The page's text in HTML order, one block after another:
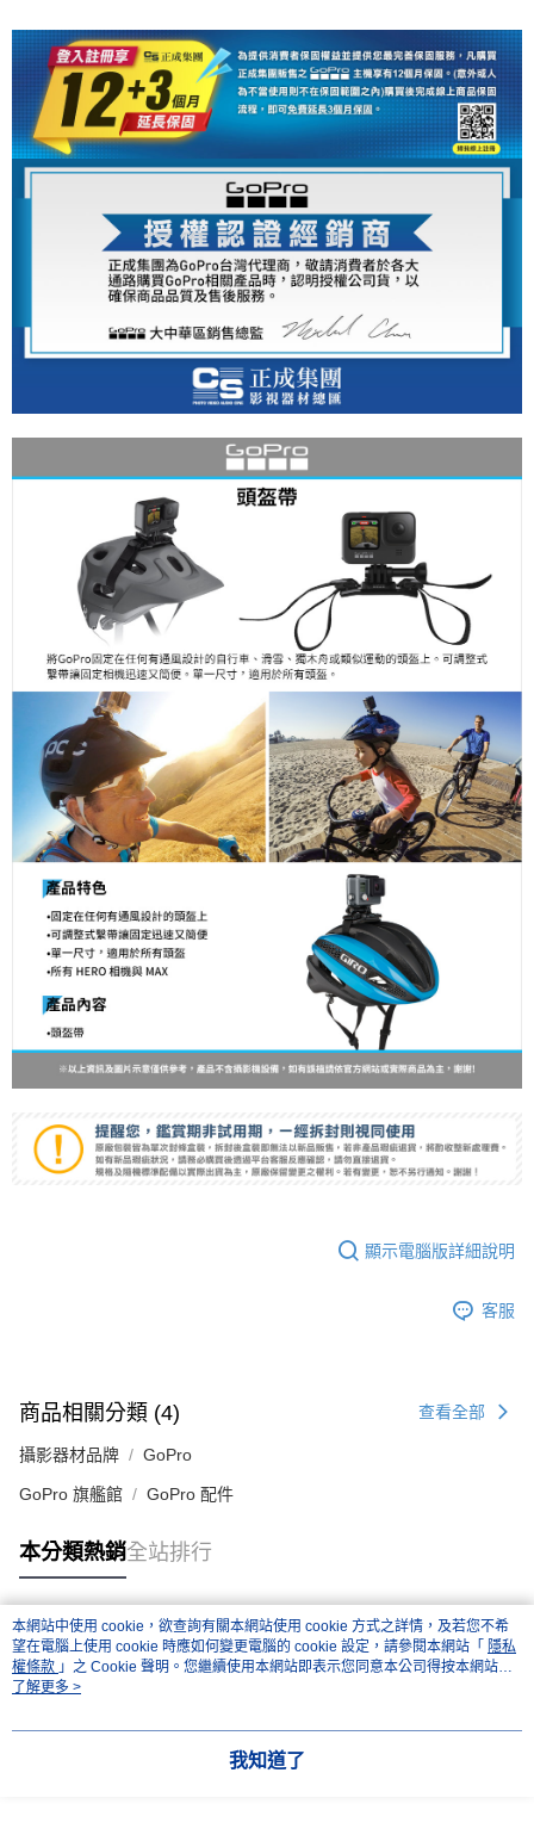
全盈+PAY
AFTEE先享後付
相關說明
【關於「AFTEE先享後付」】
AFTEE先享後付是「在收到商品之後才付款」的支付方式。 讓您購物簡單
便利好安心！
１．簡單：不需註冊會員、不需綁卡、不需儲值。
２．便利：只要手機號碼，簡訊認證，即可結帳。
３．安心：先確認商品／服務後，再付款。
１．於結帳方式選擇「AFTEE先享後付」後，將跳轉至「AFTEE先享後付」
結帳頁面，進行簡訊認證並確認金額後，即可完成結帳。
２．訂單成立數日內，您將收到繳費通知簡訊。
３．收到繳費通知簡訊後14天內，點擊此簡訊中的連結，可透過四大超商／
※ 請注意：結帳手續完成當下不需立刻繳費，但若您需要取消訂單，請聯絡
購買商品的店家。未經商家同意取消之訂單仍視為有效，需透過AFTEE先享
※ 交易是否成功請以「AFTEE先享後付 」之結帳頁面顯示為準，若有關於
是否繳費成功／繳費後需取消欲退款等相關疑問，請聯繫「AFTEE先享後付
客戶支援中心」 https://netprotections.freshdesk.com/support/home
【注意事項】
１．透過由恩沛科技股份有限公司提供之「AFTEE先享後付」服務完成之交
易，需依本服務之必要範圍內提供個人資料，並將交易相關給付款項請求債
權轉讓予恩沛科技股份有限公司。
２．關於個人資料處理事宜，請瀏覽以下網址：
https://aftee.tw/terms/#terms3
３．未成年的使用者請事先徵得法定代理人或監護人之同意方可使用
「AFTEE先享後付」，若未經同意申辦者引起之損失，本公司不負相關責
任。
４．使用「AFTEE先享後付」時，將依據個別帳號之用戶狀況，依本公司即
時審查核予不同之上限額度；若仍有額度不足之情形，本公司將視審查結果
請求用戶進行身份認證。
５．嚴禁一人註冊多個帳號或使用他人資訊註冊。若發現惡意使用之情形，
恩沛科技股份有限公司將有權停止該用戶之使用額度並採取法律行動。
全家取貨付款
萊爾富取貨付款
每筆NT$60，滿NT$399(含以上)免運費
7-11取貨付款
每筆NT$60，滿NT$399(含以上)免運費
每筆NT$75，滿NT$399(含以上)免運費
付款後門市自取
顯示電腦版詳細說明
客服
商品相關分類 (4) 查看全部
攝影器材品牌 GoPro
GoPro 旗艦館 GoPro 配件
本分類熱銷全站排行
熱門標籤
本網站中使用 cookie，欲查詢有關本網站使用 cookie 方式之詳情，及若您不希
望在電腦上使用 cookie 時應如何變更電腦的 cookie 設定，請參閱本網站「 隱私
權條款 」之 Cookie 聲明。您繼續使用本網站即表示您同意本公司得按本網站使
用條款之 Cookie 聲明使用 cookie。
了解更多 >
我知道了